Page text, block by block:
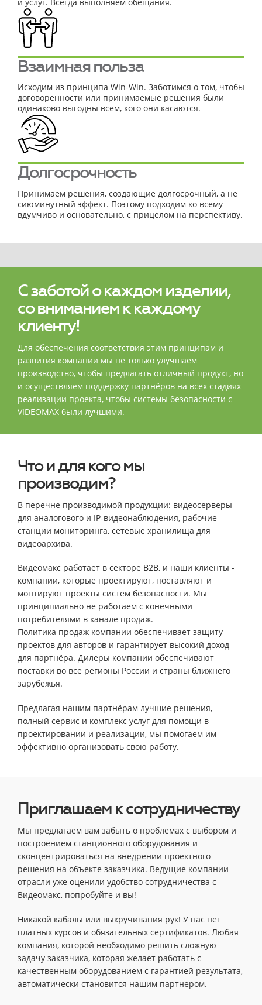
Взаимная польза
Исходим из принципа Win-Win. Заботимся о том, чтобы
договоренности или принимаемые решения были
одинаково выгодны всем, кого они касаются.
Долгосрочность
Принимаем решения, создающие долгосрочный, а не
сиюминутный эффект. Поэтому подходим ко всему
вдумчиво и основательно, с прицелом на перспективу.
С заботой о каждом изделии,
со вниманием к каждому
клиенту!
Для обеспечения соответствия этим принципам и
развития компании мы не только улучшаем
производство, чтобы предлагать отличный продукт, но
и осуществляем поддержку партнёров на всех стадиях
реализации проекта, чтобы системы безопасности с
VIDEOMAX были лучшими.
Что и для кого мы
производим?
В перечне производимой продукции: видеосерверы
для аналогового и IP-видеонаблюдения, рабочие
станции мониторинга, сетевые хранилища для
видеоархива.
Видеомакс работает в секторе B2B, и наши клиенты -
компании, которые проектируют, поставляют и
монтируют проекты систем безопасности. Мы
принципиально не работаем с конечными
потребителями в канале продаж.
Политика продаж компании обеспечивает защиту
проектов для авторов и гарантирует высокий доход
для партнёра. Дилеры компании обеспечивают
поставки во все регионы России и страны ближнего
зарубежья.
Предлагая нашим партнёрам лучшие решения,
полный сервис и комплекс услуг для помощи в
проектировании и реализации, мы помогаем им
эффективно организовать свою работу.
Приглашаем к сотрудничеству
Мы предлагаем вам забыть о проблемах с выбором и
построением станционного оборудования и
сконцентрироваться на внедрении проектного
решения на объекте заказчика. Ведущие компании
отрасли уже оценили удобство сотрудничества с
Видеомакс, попробуйте и вы!
Никакой кабалы или выкручивания рук! У нас нет
платных курсов и обязательных сертификатов. Любая
компания, которой необходимо решить сложную
задачу заказчика, которая желает работать с
качественным оборудованием с гарантией результата,
автоматически становится нашим партнером.